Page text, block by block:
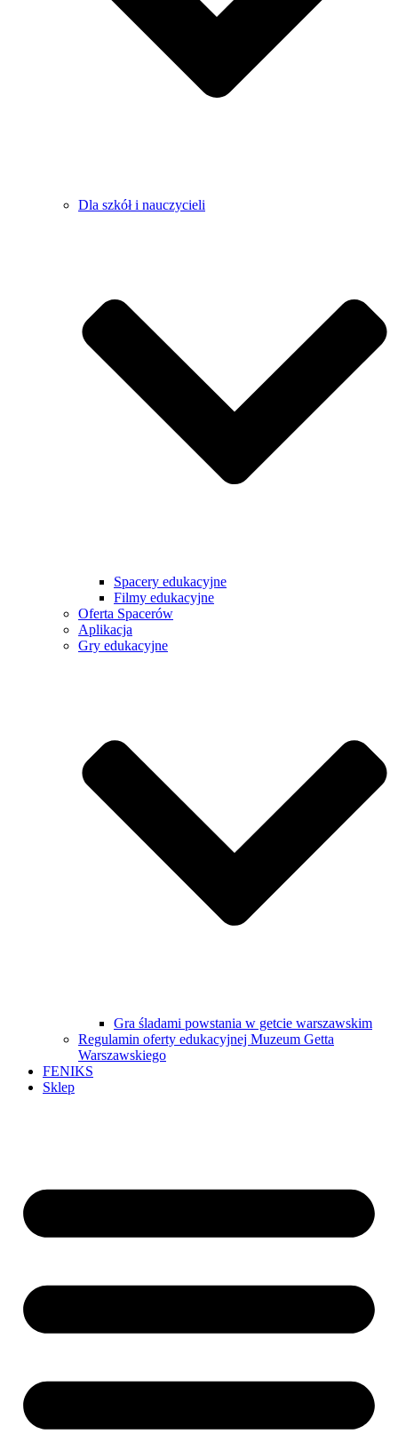
Dla szkół i nauczycieli
Spacery edukacyjne
Filmy edukacyjne
Oferta Spacerów
Aplikacja
Gry edukacyjne
Gra śladami powstania w getcie warszawskim
Regulamin oferty edukacyjnej Muzeum Getta
Warszawskiego
FENIKS
Sklep